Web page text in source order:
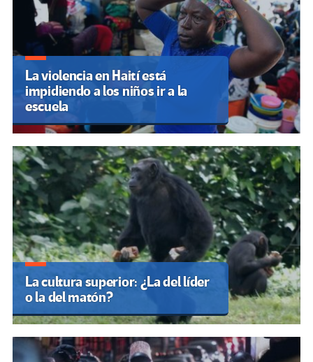
La violencia en Haití está
impidiendo a los niños ir a la
escuela
La cultura superior: ¿La del líder
o la del matón?